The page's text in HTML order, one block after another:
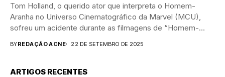
Tom Holland, o querido ator que interpreta o Homem-
Aranha no Universo Cinematográfico da Marvel (MCU),
sofreu um acidente durante as filmagens de “Homem-
BYREDAÇÃO ACNE 22 DE SETEMBRO DE 2025
ARTIGOS RECENTES